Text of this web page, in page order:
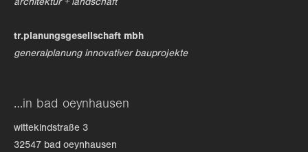
376-293 city road, suite 600
san francisco, ca 94102
+44 1234 567 890
drop us a line
architektur + landschaft
tr.planungsgesellschaft mbh
generalplanung innovativer bauprojekte
…in bad oeynhausen
wittekindstraße 3
32547 bad oeynhausen